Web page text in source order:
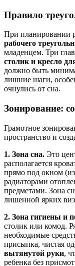
Правило
При планировании
рабочего
младенцем. Три
столик и кресло
должно быть
лишние шаги,
очнулись от сна.
Зонирование:
Грамотное
пространство и
1. Зона сна. Это
располагается
прямо под окном
радиаторами
предметами. Зона
лишенной ярких
2. Зона гигиены и
столик или комод.
необходимые
присыпка, чистая
вытянутой руки,
ребенка без